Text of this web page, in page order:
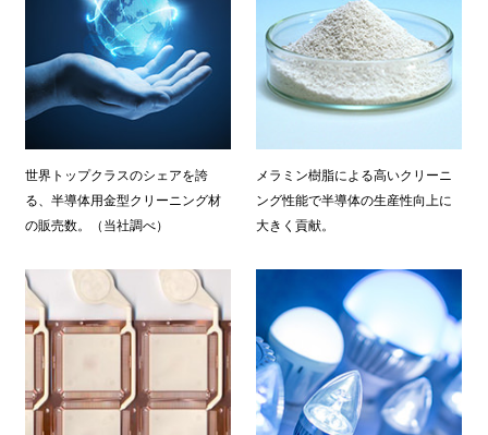
世界トップクラスのシェアを誇
る、半導体用金型クリーニング材
の販売数。（当社調べ）
メラミン樹脂による高いクリーニ
ング性能で半導体の生産性向上に
大きく貢献。